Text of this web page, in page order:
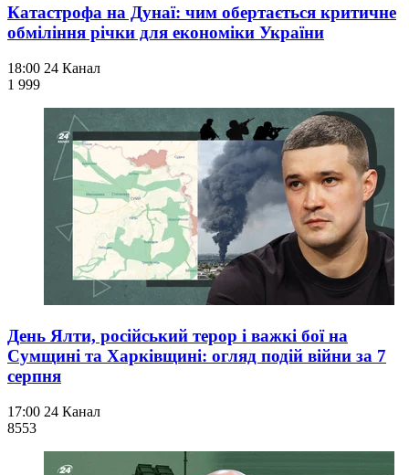
Катастрофа на Дунаї: чим обертається критичне
обміління річки для економіки України
18:00 24 Канал
1 999
День Ялти, російський терор і важкі бої на
Сумщині та Харківщині: огляд подій війни за 7
серпня
17:00 24 Канал
8553